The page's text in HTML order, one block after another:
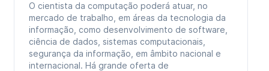
O cientista da computação poderá atuar, no
mercado de trabalho, em áreas da tecnologia da
informação, como desenvolvimento de software,
ciência de dados, sistemas computacionais,
segurança da informação, em âmbito nacional e
internacional. Há grande oferta de